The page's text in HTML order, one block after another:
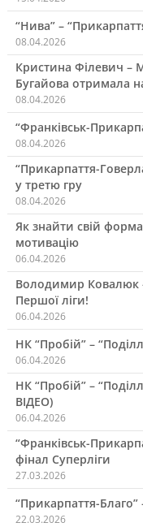
“Нива” –
08.04.2026
Кристина Філевич –
Бугайова отримала
08.04.2026
“Франківськ-
08.04.2026
“Прикарпаття-
у третю гру
08.04.2026
Як знайти свій
мотивацію
06.04.2026
Володимир Ковалюк
Першої ліги!
06.04.2026
НК “Пробій” –
06.04.2026
НК “Пробій” –
ВІДЕО)
06.04.2026
“Франківськ-
фінал Суперліги
27.03.2026
“Прикарпаття-Благо”
22.03.2026